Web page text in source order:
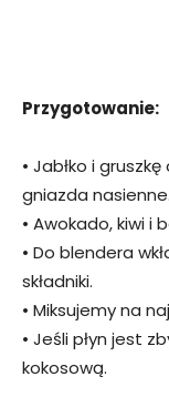
Przygotowanie:
• Jabłko i
gniazda nasienne.
• Awokado, kiwi i
• Do blendera
składniki.
• Miksujemy na
• Jeśli płyn jest
kokosową.